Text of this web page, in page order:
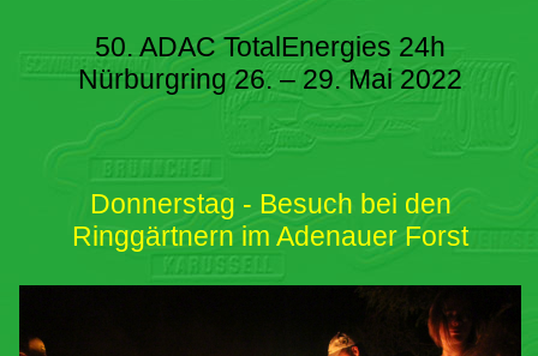
50. ADAC TotalEnergies 24h
Nürburgring 26. – 29. Mai 2022
Donnerstag - Besuch bei den
Ringgärtnern im Adenauer Forst